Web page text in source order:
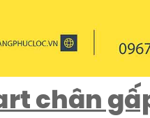
chân